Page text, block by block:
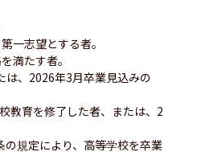
一志望とする者。
満たす者。
、2026年3月卒業見込みの
教育を修了した者、または、2
規定により、高等学校を卒業